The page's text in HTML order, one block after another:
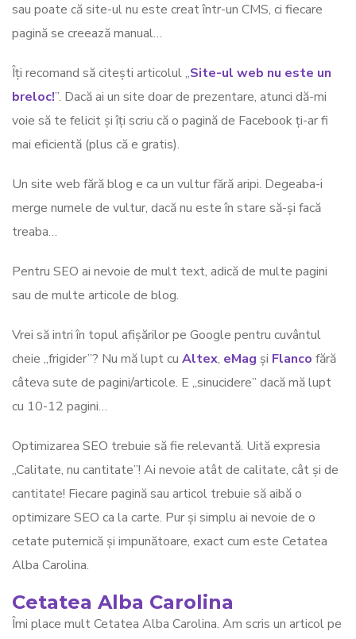
sau poate că site-ul nu este creat într-un CMS, ci fiecare
pagină se creează manual…
Îți recomand să citești articolul „Site-ul web nu este un
breloc!”. Dacă ai un site doar de prezentare, atunci dă-mi
voie să te felicit și îți scriu că o pagină de Facebook ți-ar fi
mai eficientă (plus că e gratis).
Un site web fără blog e ca un vultur fără aripi. Degeaba-i
merge numele de vultur, dacă nu este în stare să-și facă
treaba…
Pentru SEO ai nevoie de mult text, adică de multe pagini
sau de multe articole de blog.
Vrei să intri în topul afișărilor pe Google pentru cuvântul
cheie „frigider”? Nu mă lupt cu Altex, eMag și Flanco fără
câteva sute de pagini/articole. E „sinucidere” dacă mă lupt
cu 10-12 pagini…
Optimizarea SEO trebuie să fie relevantă. Uită expresia
„Calitate, nu cantitate”! Ai nevoie atât de calitate, cât și de
cantitate! Fiecare pagină sau articol trebuie să aibă o
optimizare SEO ca la carte. Pur și simplu ai nevoie de o
cetate puternică și impunătoare, exact cum este Cetatea
Alba Carolina.
Cetatea Alba Carolina
Îmi place mult Cetatea Alba Carolina. Am scris un articol pe